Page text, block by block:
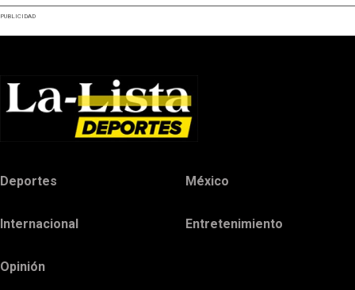
PUBLICIDAD
Deportes México
Internacional Entretenimiento
Opinión